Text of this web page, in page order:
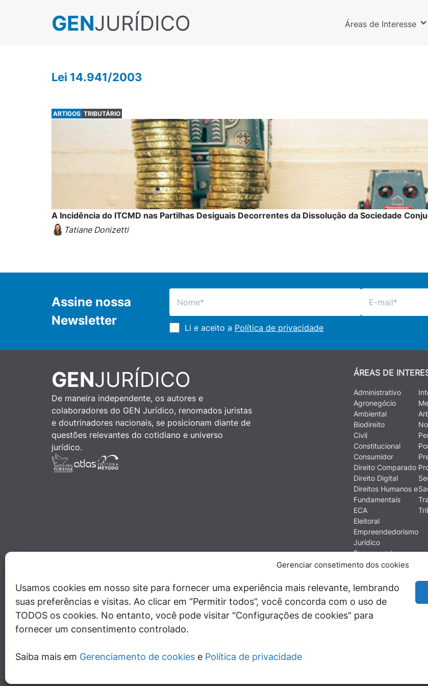
Gerenciar consetimento dos cookies
Usamos cookies em nosso site para fornecer uma experiência mais relevante, lembrando
suas preferências e visitas. Ao clicar em “Permitir todos”, você concorda com o uso de
TODOS os cookies. No entanto, você pode visitar "Configurações de cookies" para
fornecer um consentimento controlado.
Saiba mais em Gerenciamento de cookies e Política de privacidade
GENJURÍDICO Áreas de Interesse
Lei 14.941/2003
ARTIGOS TRIBUTÁRIO
A Incidência do ITCMD nas Partilhas Desiguais Decorrentes da Dissolução da Sociedade
Tatiane Donizetti
Assine nossa
Newsletter
Li e aceito a Política de privacidade
GENJURÍDICO
De maneira independente, os autores e
colaboradores do GEN Jurídico, renomados juristas
e doutrinadores nacionais, se posicionam diante de
questões relevantes do cotidiano e universo
jurídico.
ÁREAS DE
Administrativo
Agronegócio
Ambiental
Biodireito
Civil
Constitucional
Consumidor
Direito Comparado
Direito Digital
Direitos Humanos e
Fundamentais
ECA
Eleitoral
Empreendedorismo
Jurídico
Empresarial
Ética
Financeiro e
História do Direito
Imobiliário